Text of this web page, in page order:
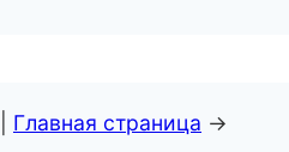
Главная страница →